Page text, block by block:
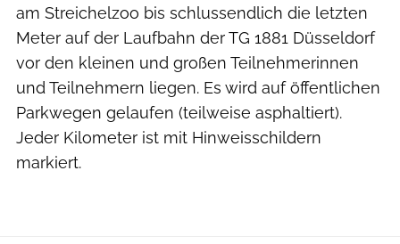
am Streichelzoo bis schlussendlich die letzten
Meter auf der Laufbahn der TG 1881 Düsseldorf
vor den kleinen und großen Teilnehmerinnen
und Teilnehmern liegen. Es wird auf öffentlichen
Parkwegen gelaufen (teilweise asphaltiert).
Jeder Kilometer ist mit Hinweisschildern
markiert.